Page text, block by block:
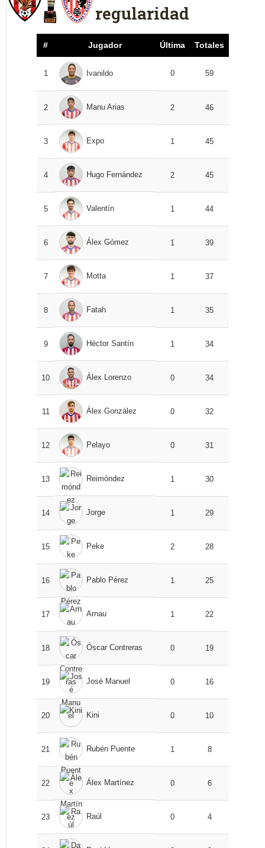
regularidad
# Jugador Última Totales
1 Ivanildo 0 59
2 Manu Arias 2 46
3 Expo 1 45
4 Hugo Fernández 2 45
5 Valentín 1 44
6 Álex Gómez 1 39
7 Motta 1 37
8 Fatah 1 35
9 Héctor Santín 1 34
10 Álex Lorenzo 0 34
11 Álex González 0 32
12 Pelayo 0 31
13 Reimóndez 1 30
14 Jorge 1 29
15 Peke 2 28
16 Pablo Pérez 1 25
17 Arnau 1 22
18 Óscar Contreras 0 19
19 José Manuel 0 16
20 Kini 0 10
21 Rubén Puente 1 8
22 Álex Martínez 0 6
23 Raúl 0 4